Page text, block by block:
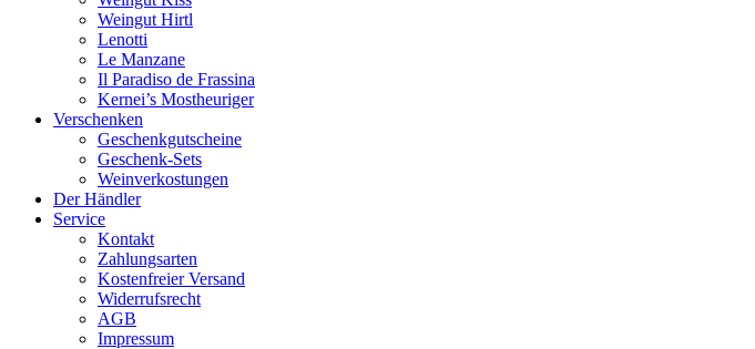
Weingut Hirtl
Lenotti
Le Manzane
Il Paradiso de Frassina
Kernei’s Mostheuriger
Verschenken
Geschenkgutscheine
Geschenk-Sets
Weinverkostungen
Der Händler
Service
Kontakt
Zahlungsarten
Kostenfreier Versand
Widerrufsrecht
AGB
Impressum